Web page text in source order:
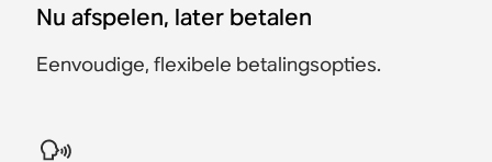
Nu afspelen, later betalen
Eenvoudige, flexibele betalingsopties.